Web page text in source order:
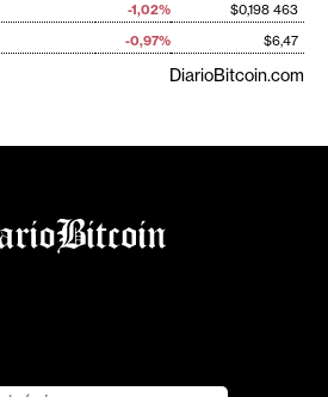
-1,02%
$0,198 463
-0,97% $6,47
DiarioBitcoin.com